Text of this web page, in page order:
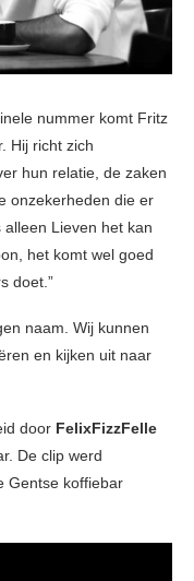
nummer komt Fritz
Hij richt zich
hun relatie, de zaken
onzekerheden die er
Lieven het kan
het komt wel goed
doet.”
naam. Wij kunnen
en kijken uit naar
door FelixFizzFelle
De clip werd
Gentse koffiebar